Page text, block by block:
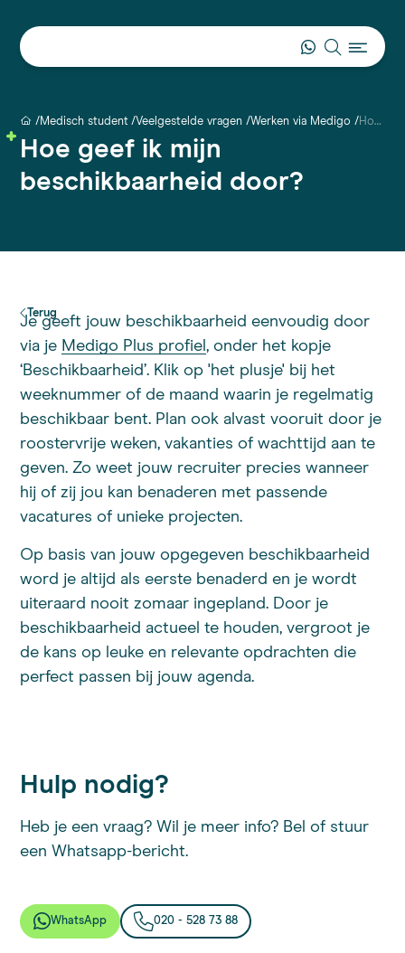
Medisch student Veelgestelde vragen Werken via Medigo Hoe geef ik mijn beschikbaarheid door?
Hoe geef ik mijn
beschikbaarheid door?
Terug
Je geeft jouw beschikbaarheid eenvoudig door
via je Medigo Plus profiel, onder het kopje
‘Beschikbaarheid’. Klik op 'het plusje' bij het
weeknummer of de maand waarin je regelmatig
beschikbaar bent. Plan ook alvast vooruit door je
roostervrije weken, vakanties of wachttijd aan te
geven. Zo weet jouw recruiter precies wanneer
hij of zij jou kan benaderen met passende
vacatures of unieke projecten.
Op basis van jouw opgegeven beschikbaarheid
word je altijd als eerste benaderd en je wordt
uiteraard nooit zomaar ingepland. Door je
beschikbaarheid actueel te houden, vergroot je
de kans op leuke en relevante opdrachten die
perfect passen bij jouw agenda.
Hulp nodig?
Heb je een vraag? Wil je meer info? Bel of stuur
een Whatsapp-bericht.
WhatsApp 020 - 528 73 88